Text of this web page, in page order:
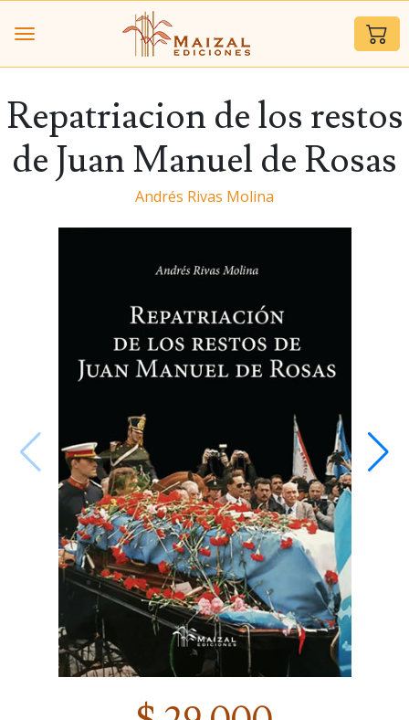
Repatriacion de los restos
de Juan Manuel de Rosas
Andrés Rivas Molina